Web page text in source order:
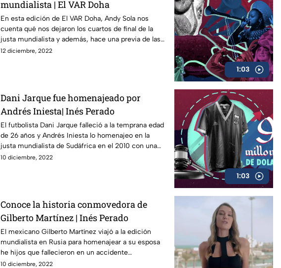
mundialista | El VAR Doha
En esta edición de El VAR Doha, Andy Sola nos
cuenta qué nos dejaron los cuartos de final de la
justa mundialista y además, hace una previa de las
semifinales
12 diciembre, 2022
1:03
Dani Jarque fue homenajeado por
Andrés Iniesta| Inés Perado
El futbolista Dani Jarque falleció a la temprana edad
de 26 años y Andrés Iniesta lo homenajeo en la
justa mundialista de Sudáfrica en el 2010 con una
playera
10 diciembre, 2022
1:03
Conoce la historia conmovedora de
Gilberto Martínez | Inés Perado
El mexicano Gilberto Martínez viajó a la edición
mundialista en Rusia para homenajear a su esposa
he hijos que fallecieron en un accidente
automovilístico
10 diciembre, 2022